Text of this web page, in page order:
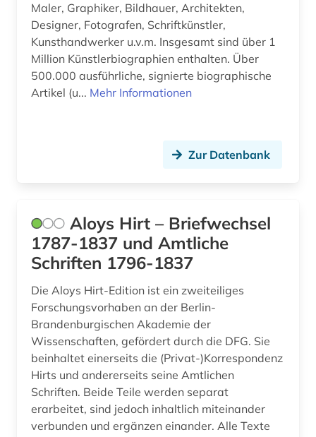
datensammlung (3)
ddr (1)
debatte (1)
deckenmalerei (1)
denkmal (5)
denkmalamt (1)
denkmalpflege (10)
denkmalschutz (3)
design (19)
designer (1)
designerin (1)
designregister (1)
Maler, Graphiker, Bildhauer, Architekten,
Designer, Fotografen, Schriftkünstler,
Kunsthandwerker u.v.m. Insgesamt sind über 1
Million Künstlerbiographien enthalten. Über
500.000 ausführliche, signierte biographische
Artikel (u... Mehr Informationen
Zur Datenbank
Aloys Hirt – Briefwechsel
1787-1837 und Amtliche
Schriften 1796-1837
Die Aloys Hirt-Edition ist ein zweiteiliges
Forschungsvorhaben an der Berlin-
Brandenburgischen Akademie der
Wissenschaften, gefördert durch die DFG. Sie
beinhaltet einerseits die (Privat-)Korrespondenz
Hirts und andererseits seine Amtlichen
Schriften. Beide Teile werden separat
erarbeitet, sind jedoch inhaltlich miteinander
verbunden und ergänzen einander. Alle Texte